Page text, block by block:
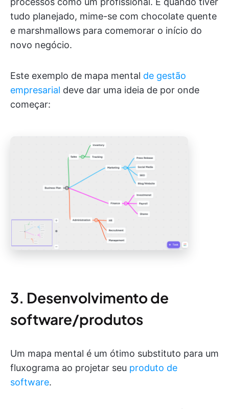
tudo planejado, mime-se com chocolate quente
e marshmallows para comemorar o início do
novo negócio.
Este exemplo de mapa mental de gestão
empresarial deve dar uma ideia de por onde
começar:
3. Desenvolvimento de
software/produtos
Um mapa mental é um ótimo substituto para um
fluxograma ao projetar seu produto de
software.